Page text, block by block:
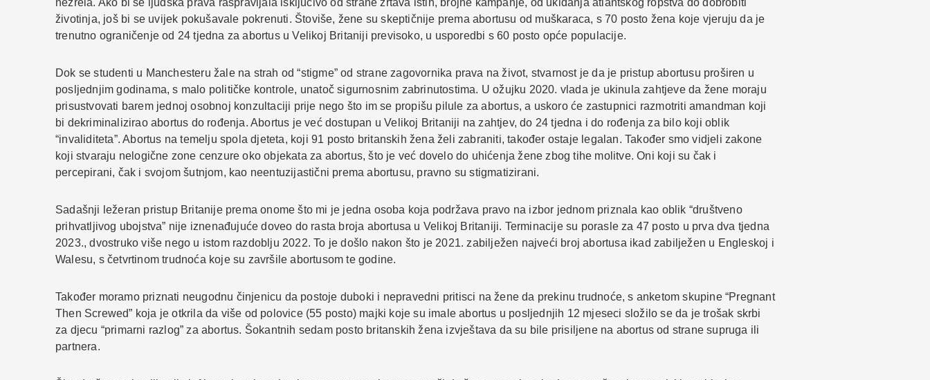
nezrela. Ako bi se ljudska prava raspravljala isključivo od strane žrtava istih, brojne kampanje, od ukidanja atlantskog ropstva do dobrobiti
životinja, još bi se uvijek pokušavale pokrenuti. Štoviše, žene su skeptičnije prema abortusu od muškaraca, s 70 posto žena koje vjeruju da je
trenutno ograničenje od 24 tjedna za abortus u Velikoj Britaniji previsoko, u usporedbi s 60 posto opće populacije.
Dok se studenti u Manchesteru žale na strah od “stigme” od strane zagovornika prava na život, stvarnost je da je pristup abortusu proširen u
posljednjim godinama, s malo političke kontrole, unatoč sigurnosnim zabrinutostima. U ožujku 2020. vlada je ukinula zahtjeve da žene moraju
prisustvovati barem jednoj osobnoj konzultaciji prije nego što im se propišu pilule za abortus, a uskoro će zastupnici razmotriti amandman koji
bi dekriminalizirao abortus do rođenja. Abortus je već dostupan u Velikoj Britaniji na zahtjev, do 24 tjedna i do rođenja za bilo koji oblik
“invaliditeta”. Abortus na temelju spola djeteta, koji 91 posto britanskih žena želi zabraniti, također ostaje legalan. Također smo vidjeli zakone
koji stvaraju nelogične zone cenzure oko objekata za abortus, što je već dovelo do uhićenja žene zbog tihe molitve. Oni koji su čak i
percepirani, čak i svojom šutnjom, kao neentuzijastični prema abortusu, pravno su stigmatizirani.
Sadašnji ležeran pristup Britanije prema onome što mi je jedna osoba koja podržava pravo na izbor jednom priznala kao oblik “društveno
prihvatljivog ubojstva” nije iznenađujuće doveo do rasta broja abortusa u Velikoj Britaniji. Terminacije su porasle za 47 posto u prva dva tjedna
2023., dvostruko više nego u istom razdoblju 2022. To je došlo nakon što je 2021. zabilježen najveći broj abortusa ikad zabilježen u Engleskoj i
Walesu, s četvrtinom trudnoća koje su završile abortusom te godine.
Također moramo priznati neugodnu činjenicu da postoje duboki i nepravedni pritisci na žene da prekinu trudnoće, s anketom skupine “Pregnant
Then Screwed” koja je otkrila da više od polovice (55 posto) majki koje su imale abortus u posljednjih 12 mjeseci složilo se da je trošak skrbi
za djecu “primarni razlog” za abortus. Šokantnih sedam posto britanskih žena izvještava da su bile prisiljene na abortus od strane supruga ili
partnera.